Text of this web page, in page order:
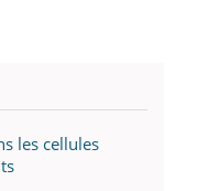
les cellules